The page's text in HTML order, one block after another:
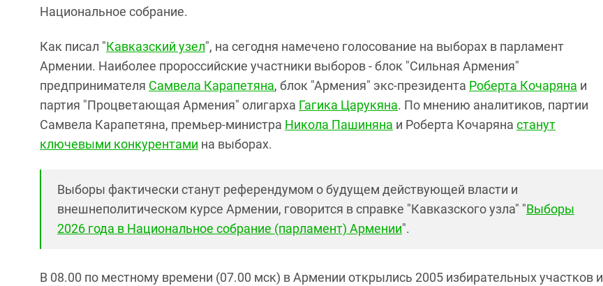
Национальное собрание.
Как писал "Кавказский узел", на сегодня намечено голосование на выборах в парламент
Армении. Наиболее пророссийские участники выборов - блок "Сильная Армения"
предпринимателя Самвела Карапетяна, блок "Армения" экс-президента Роберта Кочаряна и
партия "Процветающая Армения" олигарха Гагика Царукяна. По мнению аналитиков, партии
Самвела Карапетяна, премьер-министра Никола Пашиняна и Роберта Кочаряна станут
ключевыми конкурентами на выборах.
Выборы фактически станут референдумом о будущем действующей власти и
внешнеполитическом курсе Армении, говорится в справке "Кавказского узла" "Выборы
2026 года в Национальное собрание (парламент) Армении".
В 08.00 по местному времени (07.00 мск) в Армении открылись 2005 избирательных участков и